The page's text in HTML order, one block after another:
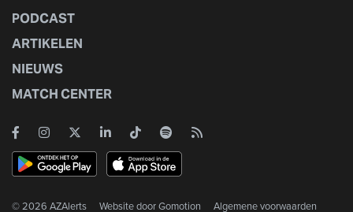
PODCAST
ARTIKELEN
NIEUWS
MATCH CENTER
© 2026 AZAlerts Website doorGomotion Algemene voorwaarden